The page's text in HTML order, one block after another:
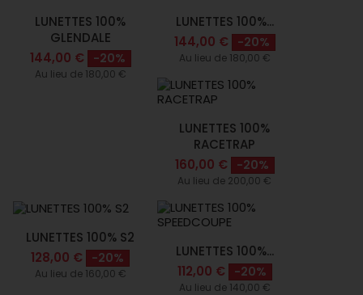
LUNETTES 100%
GLENDALE
144,00 €
-20%
Au lieu de 180,00 €
LUNETTES 100%...
144,00 €
-20%
Au lieu de 180,00 €
LUNETTES 100%
RACETRAP
160,00 €
-20%
Au lieu de 200,00 €
LUNETTES 100% S2
128,00 €
-20%
Au lieu de 160,00 €
LUNETTES 100%...
112,00 €
-20%
Au lieu de 140,00 €